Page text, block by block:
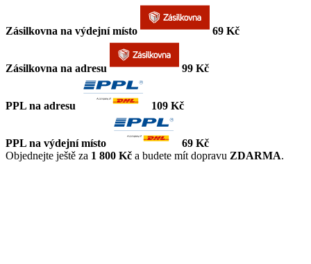
Zásilkovna na výdejní místo 69 Kč
Zásilkovna na adresu 99 Kč
PPL na adresu 109 Kč
PPL na výdejní místo
69 Kč
Objednejte ještě za 1 800 Kč a budete mít dopravu ZDARMA.